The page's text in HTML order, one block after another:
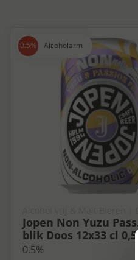
Alcoholarm
Jopen Non Yuzu
blik Doos 12x33 cl
0.5%